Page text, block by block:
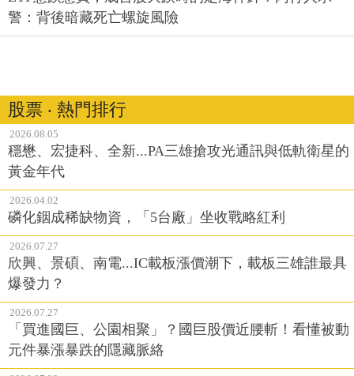
2026.08.05
穩懋、宏捷科、全新...PA三雄搶攻光通訊與低軌衛星的
黃金年代
2026.04.02
磷化銦成稀缺物資，「5台廠」坐收戰略紅利
2026.07.27
欣興、景碩、南電...IC載板漲價潮下，載板三雄誰最具
爆發力？
2026.07.27
「買進國巨、公園相聚」？國巨股價近腰斬！看懂被動
元件暴漲暴跌的隱藏脈絡
2026.07.22
台積電、聯發科、鴻海、台達電全面轉強，4萬2000點